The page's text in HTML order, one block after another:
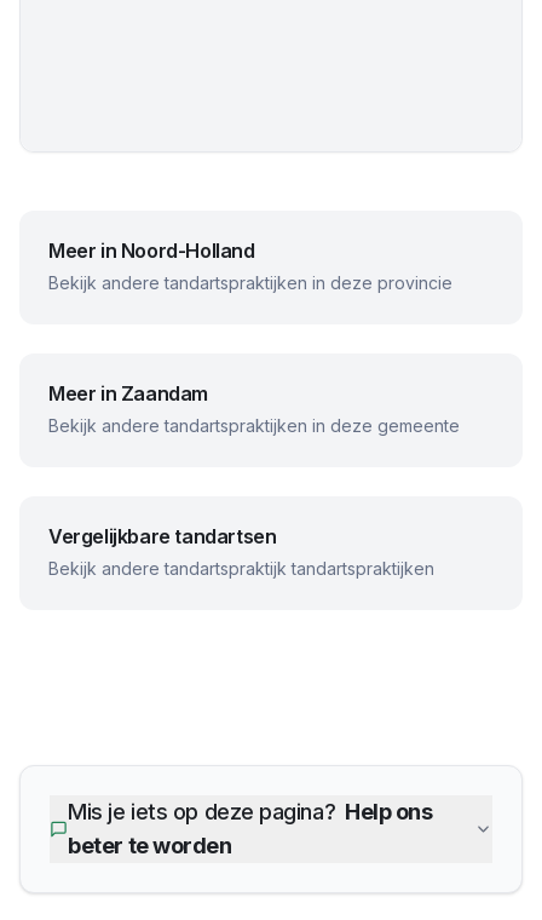
Meer in Noord-Holland
Bekijk andere tandartspraktijken in deze provincie
Meer in Zaandam
Bekijk andere tandartspraktijken in deze gemeente
Vergelijkbare tandartsen
Bekijk anderetandartspraktijk tandartspraktijken
Mis je iets op deze pagina? Help ons
beter te worden